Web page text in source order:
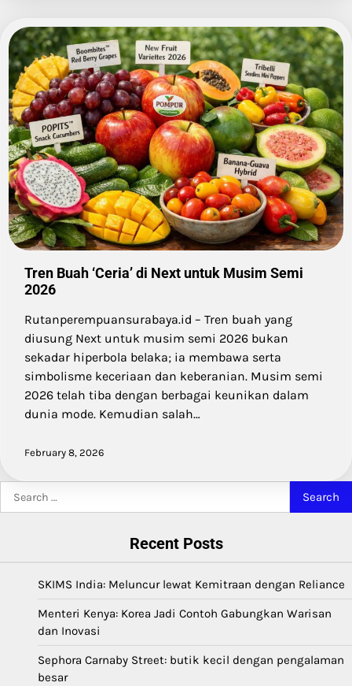
Tren Buah ‘Ceria’ di Next untuk Musim Semi
2026
Rutanperempuansurabaya.id – Tren buah yang
diusung Next untuk musim semi 2026 bukan
sekadar hiperbola belaka; ia membawa serta
simbolisme keceriaan dan keberanian. Musim semi
2026 telah tiba dengan berbagai keunikan dalam
dunia mode. Kemudian salah…
February 8, 2026
for:
Recent Posts
SKIMS India: Meluncur lewat Kemitraan dengan Reliance
Menteri Kenya: Korea Jadi Contoh Gabungkan Warisan
dan Inovasi
Sephora Carnaby Street: butik kecil dengan pengalaman
besar